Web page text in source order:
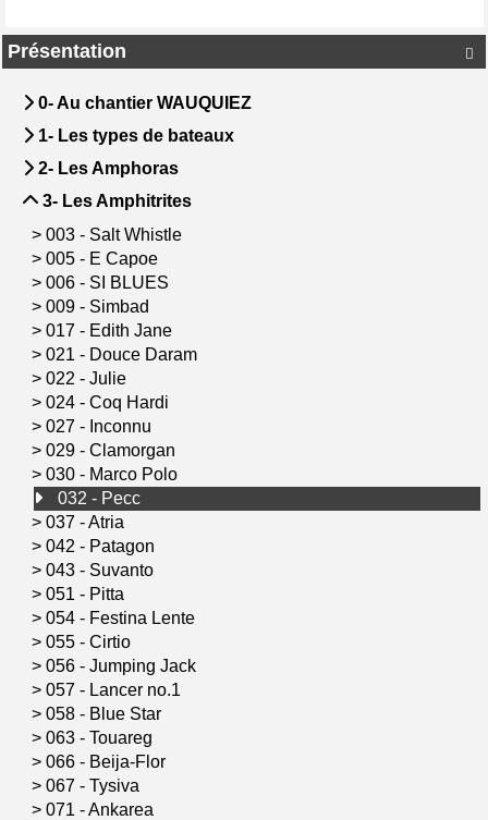

Présentation
0- Au chantier WAUQUIEZ
1- Les types de bateaux
2- Les Amphoras
3- Les Amphitrites
> 003 - Salt Whistle
> 005 - E Capoe
> 006 - SI BLUES
> 009 - Simbad
> 017 - Edith Jane
> 021 - Douce Daram
> 022 - Julie
> 024 - Coq Hardi
> 027 - Inconnu
> 029 - Clamorgan
> 030 - Marco Polo
032 - Pecc
> 037 - Atria
> 042 - Patagon
> 043 - Suvanto
> 051 - Pitta
> 054 - Festina Lente
> 055 - Cirtio
> 056 - Jumping Jack
> 057 - Lancer no.1
> 058 - Blue Star
> 063 - Touareg
> 066 - Beija-Flor
> 067 - Tysiva
> 071 - Ankarea